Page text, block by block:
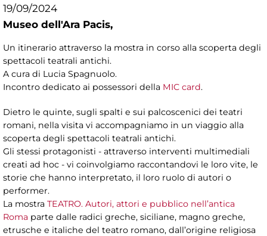
19/09/2024
Museo dell'Ara Pacis,
Un itinerario attraverso la mostra in corso alla scoperta degli
spettacoli teatrali antichi.
A cura di Lucia Spagnuolo.
Incontro dedicato ai possessori della MIC card.
Dietro le quinte, sugli spalti e sui palcoscenici dei teatri
romani, nella visita vi accompagniamo in un viaggio alla
scoperta degli spettacoli teatrali antichi.
Gli stessi protagonisti - attraverso interventi multimediali
creati ad hoc - vi coinvolgiamo raccontandovi le loro vite, le
storie che hanno interpretato, il loro ruolo di autori o
performer.
La mostra TEATRO. Autori, attori e pubblico nell’antica
Roma parte dalle radici greche, siciliane, magno greche,
etrusche e italiche del teatro romano, dall’origine religiosa